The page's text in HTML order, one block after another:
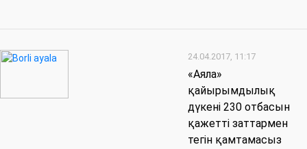
24.04.2017, 11:17
«Аяла»
қайырымдылық
дүкені 230 отбасын
қажетті заттармен
тегін қамтамасыз